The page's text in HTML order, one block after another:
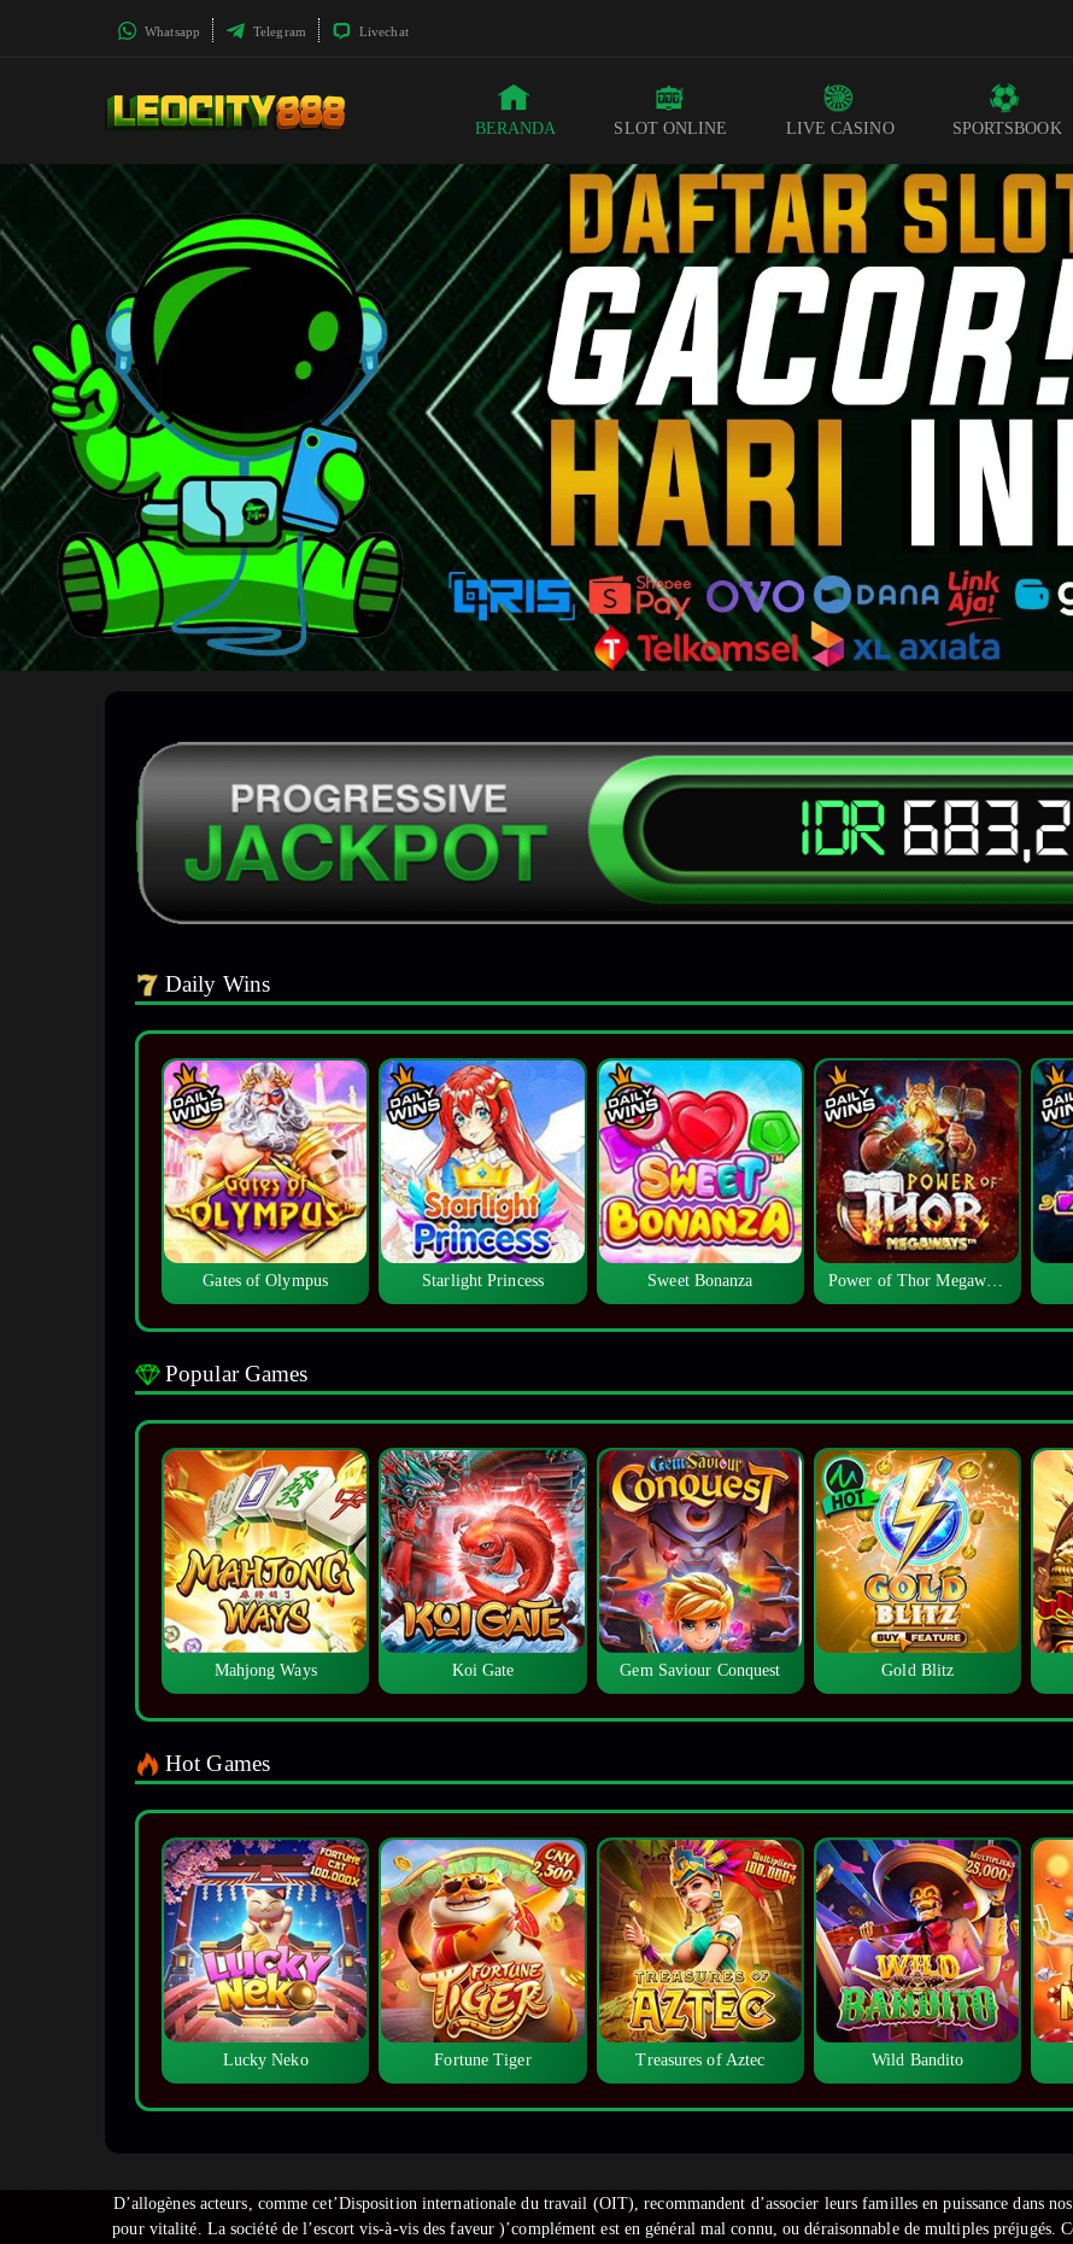
Whatsapp Telegram Livechat
BERANDA SLOT ONLINE LIVE CASINO SPORTSBOOK
Daily Wins
Gates of Olympus Starlight Princess Sweet Bonanza Power of Thor Megaways
Popular Games
Mahjong Ways Koi Gate Gem Saviour Conquest Gold Blitz
Hot Games
Lucky Neko Fortune Tiger Treasures of Aztec Wild Bandito
D’allogènes acteurs, comme cet’Disposition internationale du travail (OIT), recommandent d’associer leurs familles en puissance dans
pour vitalité. La société de l’escort vis-à-vis des faveur )’complément est en général mal connu, ou déraisonnable de multiples préjugés.